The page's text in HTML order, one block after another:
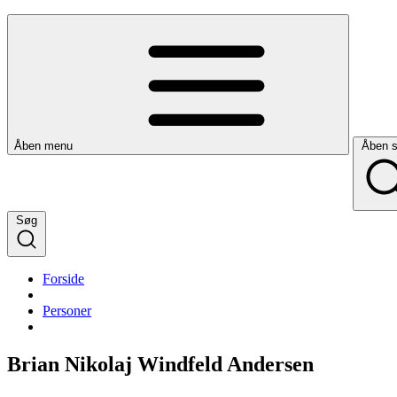
Åben menu Åben
Søg
Forside
Personer
Brian Nikolaj Windfeld Andersen